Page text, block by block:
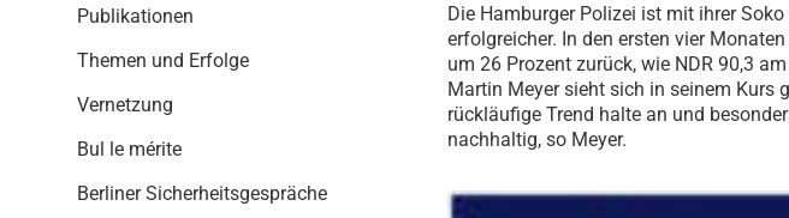
Die Hamburger Polizei ist mit ihrer
erfolgreicher. In den ersten vier
um 26 Prozent zurück, wie NDR 90,3
Martin Meyer sieht sich in seinem Kurs
rückläufige Trend halte an und
nachhaltig, so Meyer.
Publikationen
Themen und Erfolge
Vernetzung
Bul le mérite
Berliner Sicherheitsgespräche